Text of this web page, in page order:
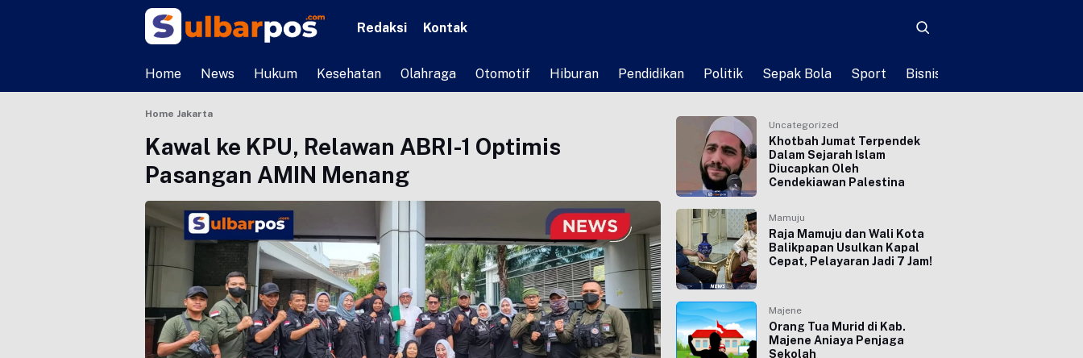
Redaksi Kontak
Home News Hukum Kesehatan Olahraga Otomotif Hiburan Pendidikan Politik Sepak Bola Sport Bisnis
Home Jakarta
Kawal ke KPU, Relawan ABRI-1 Optimis
Pasangan AMIN Menang
Uncategorized
Khotbah Jumat Terpendek
Dalam Sejarah Islam
Diucapkan Oleh
Cendekiawan Palestina
Mamuju
Raja Mamuju dan Wali Kota
Balikpapan Usulkan Kapal
Cepat, Pelayaran Jadi 7 Jam!
Majene
Orang Tua Murid di Kab.
Majene Aniaya Penjaga
Sekolah